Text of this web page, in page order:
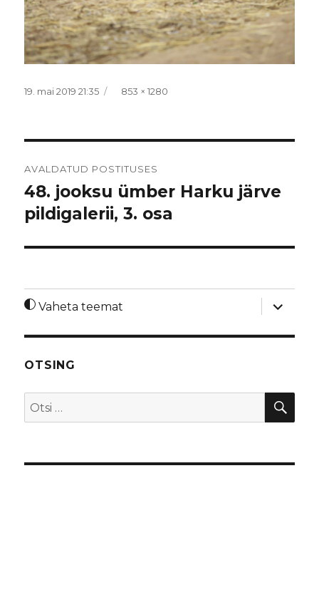
Postitatud
19. mai 2019 21:35 Täissuurus
853 × 1280
AVALDATUD POSTITUSES
48. jooksu ümber Harku järve
pildigalerii, 3. osa
Vaheta teemat
laienda
OTSING
Otsi: